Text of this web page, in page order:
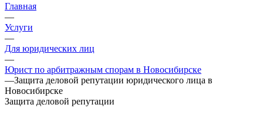
Главная
—
Услуги
—
Для юридических лиц
—
Юрист по арбитражным спорам в Новосибирске
—Защита деловой репутации юридического лица в
Новосибирске
Защита деловой репутации